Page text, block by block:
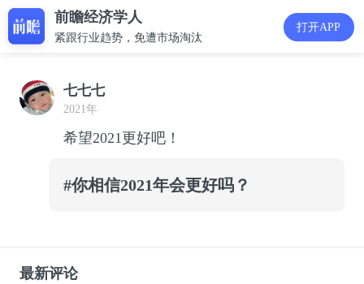
前瞻经济学人
紧跟行业趋势，免遭市场淘汰
打开APP
七七七
2021年
希望2021更好吧！
#你相信2021年会更好吗？
最新评论